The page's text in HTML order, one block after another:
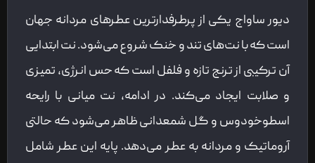
دیور ساواج یکی از پرطرفدارترین عطرهای مردانه جهان
است که با نت‌های تند و خنک شروع می‌شود. نت ابتدایی
آن ترکیبی از ترنج تازه و فلفل است که حس انرژی، تمیزی
و صلابت ایجاد می‌کند. در ادامه، نت میانی با رایحه
اسطوخودوس و گل شمعدانی ظاهر می‌شود که حالتی
آروماتیک و مردانه به عطر می‌دهد. پایه این عطر شامل